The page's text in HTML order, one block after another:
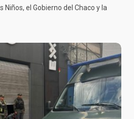
Niños, el Gobierno del Chaco y la